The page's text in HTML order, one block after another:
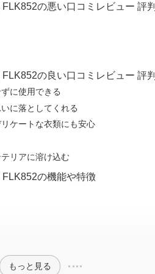
の悪い口コミレビュー 評判
の良い口コミレビュー 評判
に使用できる
に落としてくれる
ケートな衣類にも安心
リアに溶け込む
の機能や特徴
もっと見る